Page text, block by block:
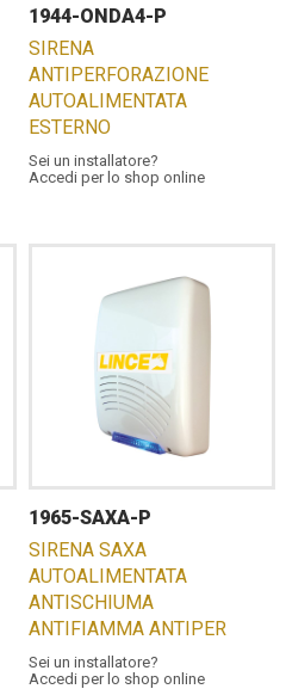
1944-ONDA4-P
SIRENA
ANTIPERFORAZIONE
AUTOALIMENTATA
ESTERNO
Sei un installatore?
Accedi per lo shop online
1965-SAXA-P
SIRENA SAXA
AUTOALIMENTATA
ANTISCHIUMA
ANTIFIAMMA ANTIPER
Sei un installatore?
Accedi per lo shop online